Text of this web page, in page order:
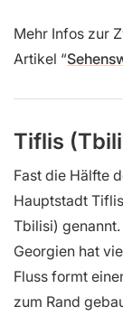
Mehr Infos zur
Artikel “
Tiflis
Fast die Hälfte
Hauptstadt
Tbilisi)
Georgien hat
Fluss formt
zum Rand